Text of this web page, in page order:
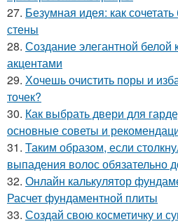
27. Безумная идея: как
стены
28. Создание элегантной белой
акцентами
29. Хочешь очистить поры и
точек?
30. Как выбрать двери для
основные советы и
31. Таким образом, если
выпадения волос обязательно
32. Онлайн калькулятор
Расчет фундаментной плиты
33. Создай свою косметичку и